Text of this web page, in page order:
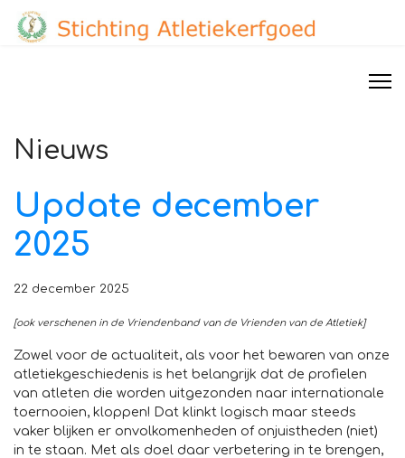
Nieuws
Update december
2025
22 december 2025
[ook verschenen in de Vriendenband van de Vrienden van de Atletiek]
Zowel voor de actualiteit, als voor het bewaren van onze
atletiekgeschiedenis is het belangrijk dat de profielen
van atleten die worden uitgezonden naar internationale
toernooien, kloppen! Dat klinkt logisch maar steeds
vaker blijken er onvolkomenheden of onjuistheden (niet)
in te staan. Met als doel daar verbetering in te brengen,